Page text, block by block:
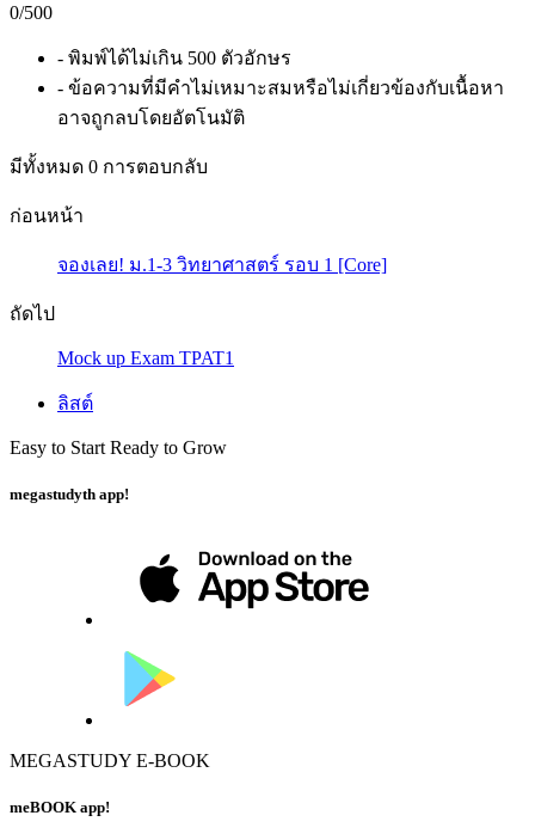
0/500
- พิมพ์ได้ไม่เกิน 500 ตัวอักษร
- ข้อความที่มีคำไม่เหมาะสมหรือไม่เกี่ยวข้องกับเนื้อหา
อาจถูกลบโดยอัตโนมัติ
มีทั้งหมด 0 การตอบกลับ
ก่อนหน้า
จองเลย! ม.1-3 วิทยาศาสตร์ รอบ 1 [Core]
ถัดไป
Mock up Exam TPAT1
ลิสต์
Easy to Start Ready to Grow
megastudyth app!
MEGASTUDY E-BOOK
meBOOK app!